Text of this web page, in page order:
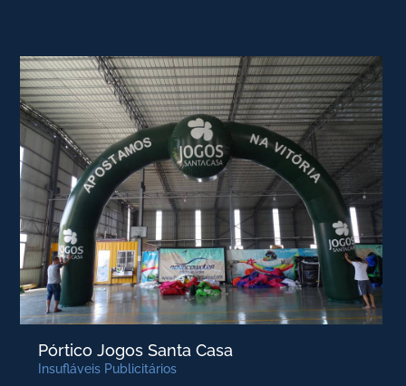
Pórtico Jogos Santa Casa
Insufláveis Publicitários